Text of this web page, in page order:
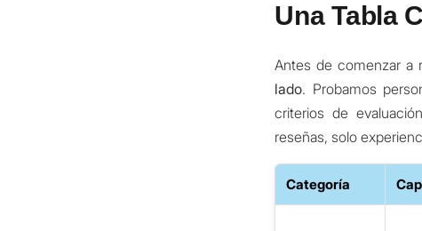
Una Tabla
Antes de comenzar a
lado. Probamos
criterios de
reseñas, solo
Categoría